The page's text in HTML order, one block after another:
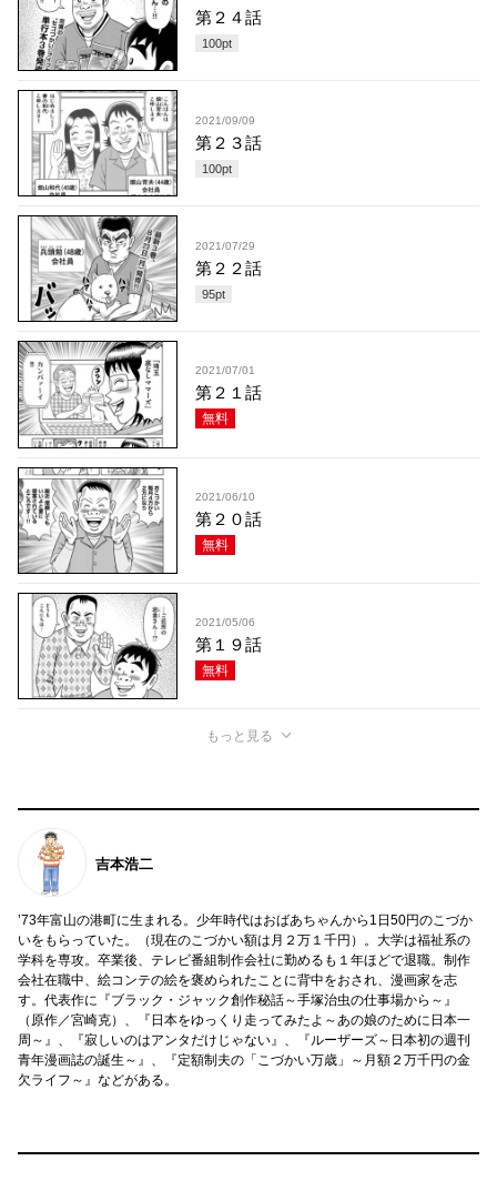
第２４話
100pt
2021/09/09
第２３話
100pt
2021/07/29
第２２話
95pt
2021/07/01
第２１話
無料
2021/06/10
第２０話
無料
2021/05/06
第１９話
無料
もっと見る
吉本浩二
’73年富山の港町に生まれる。少年時代はおばあちゃんから1日50円のこづか
いをもらっていた。（現在のこづかい額は月２万１千円）。大学は福祉系の
学科を専攻。卒業後、テレビ番組制作会社に勤めるも１年ほどで退職。制作
会社在職中、絵コンテの絵を褒められたことに背中をおされ、漫画家を志
す。代表作に『ブラック・ジャック創作秘話～手塚治虫の仕事場から～』
（原作／宮崎克）、『日本をゆっくり走ってみたよ～あの娘のために日本一
周～』、『寂しいのはアンタだけじゃない』、『ルーザーズ～日本初の週刊
青年漫画誌の誕生～』、『定額制夫の「こづかい万歳」～月額２万千円の金
欠ライフ～』などがある。